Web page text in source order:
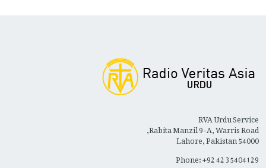
RVA Urdu Service
Rabita Manzil 9-A, Warris Road,
Lahore, Pakistan 54000
Phone: +92 42 35404129